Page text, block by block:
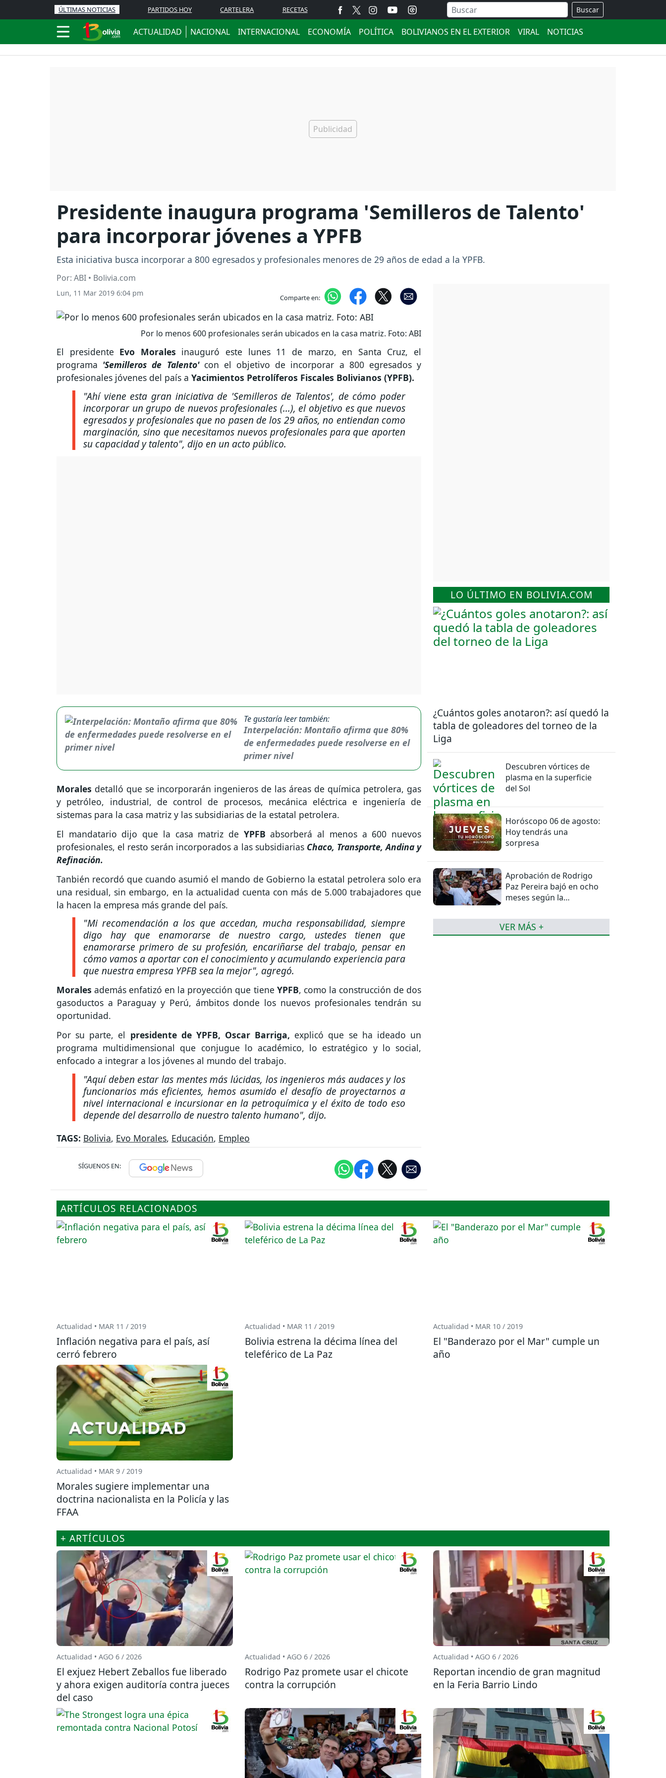
ÚLTIMAS NOTICIAS PARTIDOS HOY CARTELERA RECETAS Buscar
ACTUALIDAD NACIONAL INTERNACIONAL ECONOMÍA POLÍTICA BOLIVIANOS EN EL EXTERIOR VIRAL NOTICIAS
Presidente inaugura programa 'Semilleros de Talento'
para incorporar jóvenes a YPFB
Esta iniciativa busca incorporar a 800 egresados y profesionales menores de 29 años de edad a la YPFB.
Por: ABI • Bolivia.com
Lun, 11 Mar 2019 6:04 pm Comparte en:
Por lo menos 600 profesionales serán ubicados en la casa matriz. Foto: ABI
El presidente Evo Morales inauguró este lunes 11 de marzo, en Santa Cruz, el
programa 'Semilleros de Talento' con el objetivo de incorporar a 800 egresados y
profesionales jóvenes del país a Yacimientos Petrolíferos Fiscales Bolivianos (YPFB).
"Ahí viene esta gran iniciativa de 'Semilleros de Talentos', de cómo poder
incorporar un grupo de nuevos profesionales (...), el objetivo es que nuevos
egresados y profesionales que no pasen de los 29 años, no entiendan como
marginación, sino que necesitamos nuevos profesionales para que aporten
su capacidad y talento", dijo en un acto público.
Te gustaría leer también:
Interpelación: Montaño afirma que 80%
de enfermedades puede resolverse en el
primer nivel
Morales detalló que se incorporarán ingenieros de las áreas de química petrolera, gas
y petróleo, industrial, de control de procesos, mecánica eléctrica e ingeniería de
sistemas para la casa matriz y las subsidiarias de la estatal petrolera.
El mandatario dijo que la casa matriz de YPFBabsorberá al menos a 600 nuevos
profesionales, el resto serán incorporados a las subsidiarias Chaco, Transporte, Andina y
Refinación.
Tanbién recordó que cuando asumió el mando de Gobierno la estatal petrolera solo era
una residual, sin embargo, en la actualidad cuenta con más de 5.000 trabajadores que
la hacen la empresa más grande del país.
"Mi recomendación a los que accedan, mucha responsabilidad, siempre
digo hay que enamorarse de nuestro cargo, ustedes tienen que
enamorarse primero de su profesión, encariñarse del trabajo, pensar en
cómo vamos a aportar con el conocimiento y acumulando experiencia para
que nuestra empresa YPFB sea la mejor", agregó.
Moralesademás enfatizó en la proyección que tiene YPFB, como la construcción de dos
gasoductos a Paraguay y Perú, ámbitos donde los nuevos profesionales tendrán su
oportunidad.
Por su parte, el presidente de YPFB, Oscar Barriga, explicó que se ha ideado un
programa multidimensional que conjugue lo académico, lo estratégico y lo social,
enfocado a integrar a los jóvenes al mundo del trabajo.
"Aquí deben estar las mentes más lúcidas, los ingenieros más audaces y los
funcionarios más eficientes, hemos asumido el desafío de proyectarnos a
nivel internacional e incursionar en la petroquímica y el éxito de todo eso
depende del desarrollo de nuestro talento humano", dijo.
TAGS: Bolivia, Evo Morales, Educación, Empleo
SÍGUENOS EN:
LO ÚLTIMO EN BOLIVIA.COM
¿Cuántos goles anotaron?: así quedó la
tabla de goleadores del torneo de la
Liga
Descubren vórtices de
plasma en la superficie
del Sol
Horóscopo 06 de agosto:
Hoy tendrás una
sorpresa
Aprobación de Rodrigo
Paz Pereira bajó en ocho
meses según la
VER MÁS +
ARTÍCULOS RELACIONADOS
Actualidad • MAR 11 / 2019
Inflación negativa para el país, así
cerró febrero
Actualidad • MAR 11 / 2019
Bolivia estrena la décima línea del
teleférico de La Paz
Actualidad • MAR 10 / 2019
El "Banderazo por el Mar" cumple un
año
Actualidad • MAR 9 / 2019
Morales sugiere implementar una
doctrina nacionalista en la Policía y las
FFAA
+ ARTÍCULOS
Actualidad • AGO 6 / 2026
El exjuez Hebert Zeballos fue liberado
y ahora exigen auditoría contra jueces
del caso
Actualidad • AGO 6 / 2026
Rodrigo Paz promete usar el chicote
contra la corrupción
Actualidad • AGO 6 / 2026
Reportan incendio de gran magnitud
en la Feria Barrio Lindo